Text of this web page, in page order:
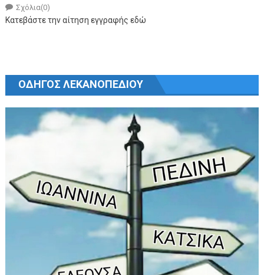
Author
Σχόλια(0)
Κατεβάστε την αίτηση εγγραφής εδώ
ΟΔΗΓΟΣ ΛΕΚΑΝΟΠΕΔΙΟΥ